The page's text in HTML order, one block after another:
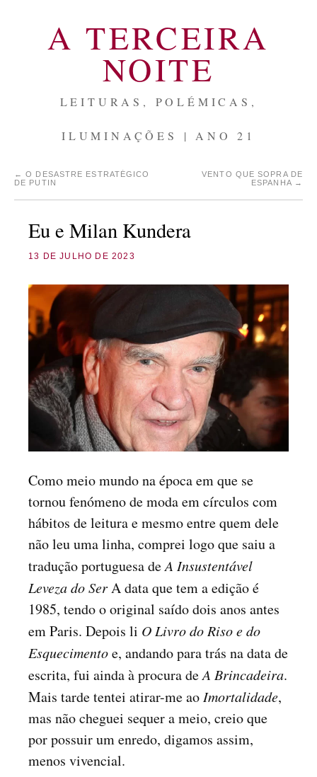
A TERCEIRA
NOITE
LEITURAS, POLÉMICAS,
ILUMINAÇÕES | ANO 21
← O DESASTRE ESTRATÉGICO
DE PUTIN
VENTO QUE SOPRA DE
ESPANHA →
Eu e Milan Kundera
13 DE JULHO DE 2023
Como meio mundo na época em que se
tornou fenómeno de moda em círculos com
hábitos de leitura e mesmo entre quem dele
não leu uma linha, comprei logo que saiu a
tradução portuguesa deA Insustentável
Leveza do SerA data que tem a edição é
1985, tendo o original saído dois anos antes
em Paris. Depois li O Livro do Riso e do
Esquecimentoe, andando para trás na data de
escrita, fui ainda à procura deA Brincadeira.
Mais tarde tentei atirar-me ao Imortalidade,
mas não cheguei sequer a meio, creio que
por possuir um enredo, digamos assim,
menos vivencial.